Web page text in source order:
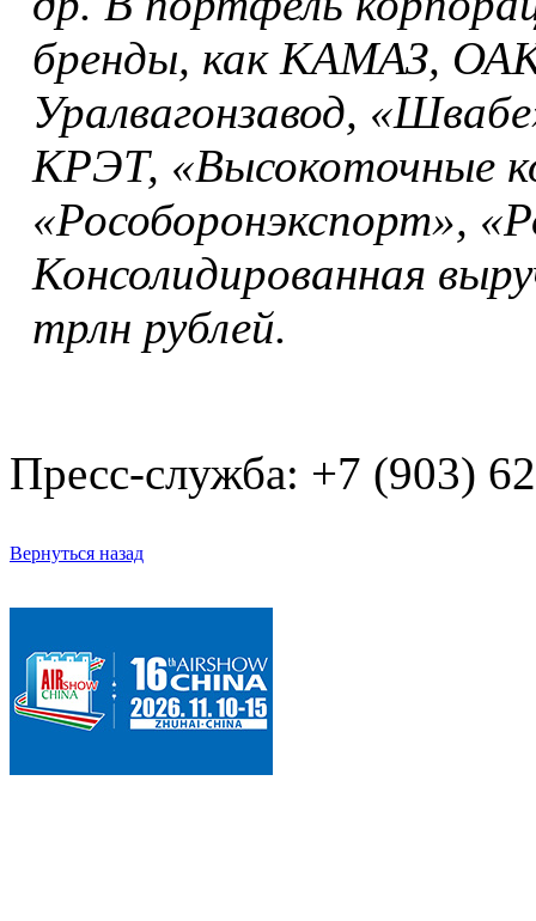
бренды, как КАМАЗ,
Уралвагонзавод,
КРЭТ, «Высокоточные
«Рособоронэкспорт»,
Консолидированная
трлн рублей.
Пресс-служба: +7 (903)
Вернуться назад